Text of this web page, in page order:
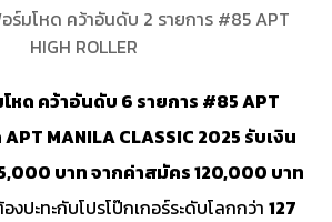
หด คว้าอันดับ 6 รายการ #85 APT
APT MANILA CLASSIC 2025 รับเงิน
บาท จากค่าสมัคร 120,000 บาท
งปะทะกับโปรโป๊กเกอร์ระดับโลกกว่า 127